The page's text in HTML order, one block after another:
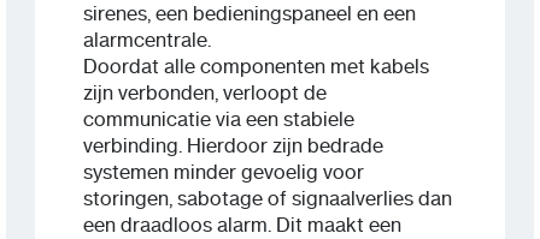
sirenes, een bedieningspaneel en een
alarmcentrale.
Doordat alle componenten met kabels
zijn verbonden, verloopt de
communicatie via een stabiele
verbinding. Hierdoor zijn bedrade
systemen minder gevoelig voor
storingen, sabotage of signaalverlies dan
een draadloos alarm. Dit maakt een